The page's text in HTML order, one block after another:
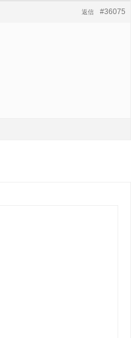
#36075
返信